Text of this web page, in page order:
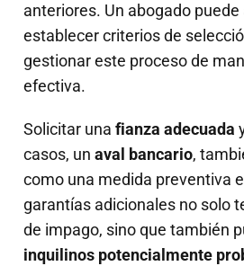
anteriores. Un abogado
establecer criterios de
gestionar este proceso de
efectiva.
Solicitar una fianza adecuada
casos, un aval bancario,
como una medida preventiva
garantías adicionales no solo
de impago, sino que también
inquilinos potencialmente